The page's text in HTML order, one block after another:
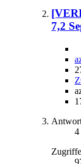
7,2
4
Zugriffe